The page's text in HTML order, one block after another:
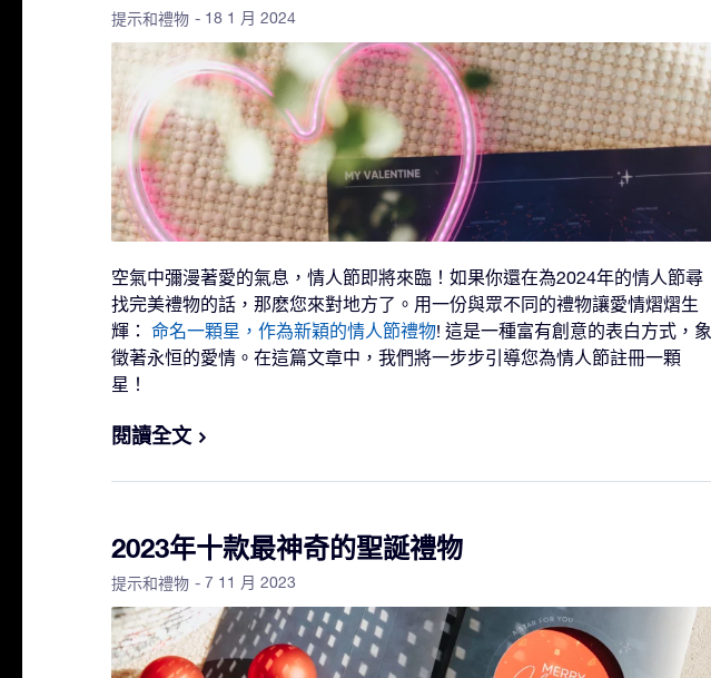
提示和禮物 - 18 1 月 2024
空氣中彌漫著愛的氣息，情人節即將來臨！如果你還在為2024年的情人節尋
找完美禮物的話，那麽您來對地方了。用一份與眾不同的禮物讓愛情熠熠生
輝： 命名一顆星，作為新穎的情人節禮物! 這是一種富有創意的表白方式，象
徵著永恒的愛情。在這篇文章中，我們將一步步引導您為情人節註冊一顆
星！
閱讀全文
2023年十款最神奇的聖誕禮物
提示和禮物 - 7 11 月 2023